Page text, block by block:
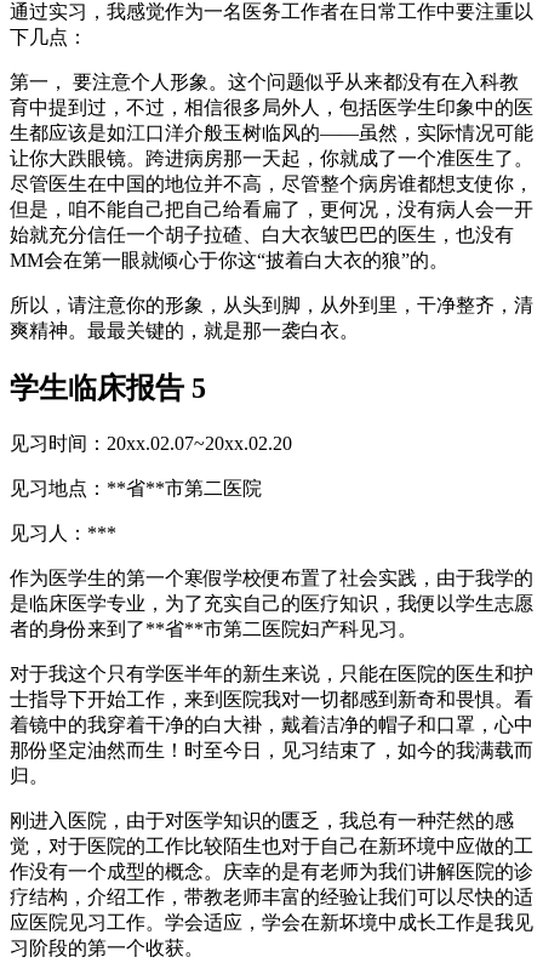
通过实习，我感觉作为一名医务工作者在日常工作中要注重以
下几点：
第一， 要注意个人形象。这个问题似乎从来都没有在入科教
育中提到过，不过，相信很多局外人，包括医学生印象中的医
生都应该是如江口洋介般玉树临风的——虽然，实际情况可能
让你大跌眼镜。跨进病房那一天起，你就成了一个准医生了。
尽管医生在中国的地位并不高，尽管整个病房谁都想支使你，
但是，咱不能自己把自己给看扁了，更何况，没有病人会一开
始就充分信任一个胡子拉碴、白大衣皱巴巴的医生，也没有
MM会在第一眼就倾心于你这“披着白大衣的狼”的。
所以，请注意你的形象，从头到脚，从外到里，干净整齐，清
爽精神。最最关键的，就是那一袭白衣。
学生临床报告 5
见习时间：20xx.02.07~20xx.02.20
见习地点：**省**市第二医院
见习人：***
作为医学生的第一个寒假学校便布置了社会实践，由于我学的
是临床医学专业，为了充实自己的医疗知识，我便以学生志愿
者的身份来到了**省**市第二医院妇产科见习。
对于我这个只有学医半年的新生来说，只能在医院的医生和护
士指导下开始工作，来到医院我对一切都感到新奇和畏惧。看
着镜中的我穿着干净的白大褂，戴着洁净的帽子和口罩，心中
那份坚定油然而生！时至今日，见习结束了，如今的我满载而
归。
刚进入医院，由于对医学知识的匮乏，我总有一种茫然的感
觉，对于医院的工作比较陌生也对于自己在新环境中应做的工
作没有一个成型的概念。庆幸的是有老师为我们讲解医院的诊
疗结构，介绍工作，带教老师丰富的经验让我们可以尽快的适
应医院见习工作。学会适应，学会在新坏境中成长工作是我见
习阶段的第一个收获。